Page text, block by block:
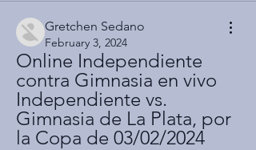
Gretchen Sedano
February 3, 2024
Online Independiente
contra Gimnasia en vivo
Independiente vs.
Gimnasia de La Plata, por
la Copa de 03/02/2024